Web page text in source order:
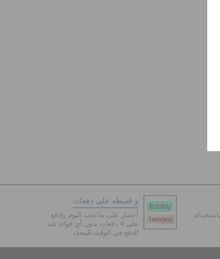
آمنة 100% باستخدام
و قسطه على دفعات
أحصل على ما تحب اليوم وادفع
على 4 دفعات بدون أي فوائد عند
الدفع في الوقت المحدد